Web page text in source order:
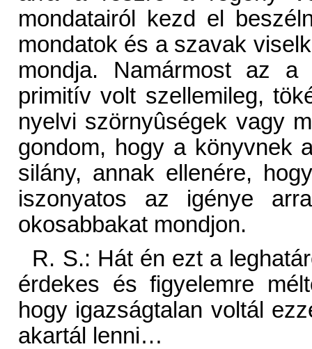
mondatairól kezd el
mondatok és a szavak
mondja. Namármost az a
primitív volt szellemileg,
nyelvi szörnyûségek vagy
gondom, hogy a könyvnek
silány, annak ellenére,
iszonyatos az igénye
okosabbakat mondjon.
R. S.: Hát én ezt a
érdekes és figyelemre
hogy igazságtalan voltál
akartál lenni…